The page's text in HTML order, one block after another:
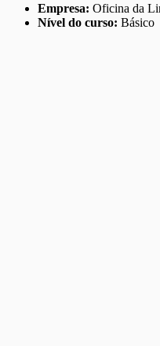
Empresa: Oficina da
Nível do curso: Básico